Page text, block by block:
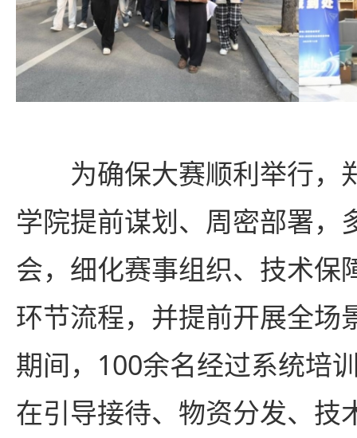
为确保大赛顺利举行，
学院提前谋划、周密部署，
会，细化赛事组织、技术保
环节流程，并提前开展全场
期间，100余名经过系统培
在引导接待、物资分发、技